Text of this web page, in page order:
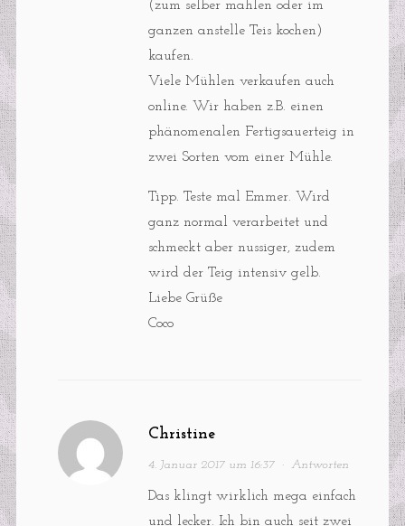
(zum selber mahlen oder im
ganzen anstelle Teis kochen)
kaufen.
Viele Mühlen verkaufen auch
online. Wir haben z.B. einen
phänomenalen Fertigsauerteig in
zwei Sorten vom einer Mühle.
Tipp. Teste mal Emmer. Wird
ganz normal verarbeitet und
schmeckt aber nussiger, zudem
wird der Teig intensiv gelb.
Liebe Grüße
Coco
Christine
4. Januar 2017 um 16:37· Antworten
Das klingt wirklich mega einfach
und lecker. Ich bin auch seit zwei